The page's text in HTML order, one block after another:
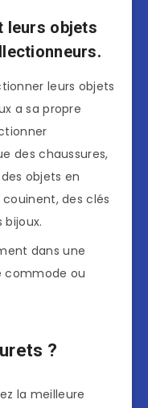
leurs objets
leurs objets
a sa propre
des chaussures,
objets en
des clés
bijoux.
dans une
commode ou
?
la meilleure